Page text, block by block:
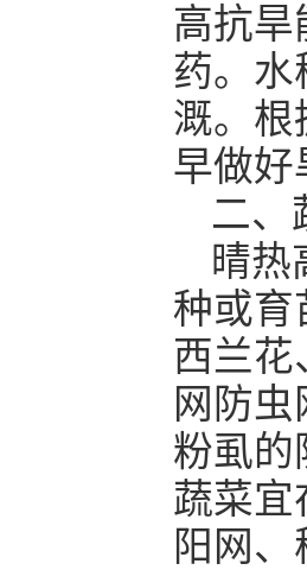
高抗旱
药。水
溉。根
早做好
二、
晴热
种或育
西兰花
网防
粉虱的
蔬菜宜
阳网